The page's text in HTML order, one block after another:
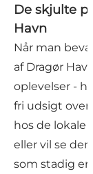
De skjulte
Havn
Når man
af Dragør
oplevelser -
fri udsigt
hos de lokale
eller vil se
som stadig er